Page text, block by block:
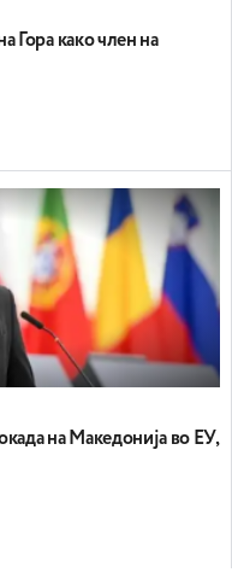
Гора како член на
на Македонија во ЕУ,